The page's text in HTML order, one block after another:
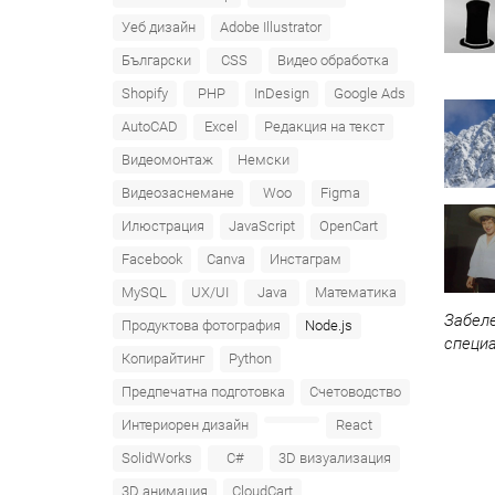
Уеб дизайн
Adobe Illustrator
Български
CSS
Видео обработка
Shopify
PHP InDesign
Google Ads
AutoCAD
Excel
Редакция на текст
Видеомонтаж
Немски
Видеозаснемане
Woo
Figma
Илюстрация
JavaScript
OpenCart
Facebook
Canva
Инстаграм
MySQL
UX/UI Java
Математика
Продуктова фотография
Node.js
Копирайтинг
Python
Предпечатна подготовка
Счетоводство
Интериорен дизайн
React
SolidWorks
C#
3D визуализация
3D анимация
CloudCart